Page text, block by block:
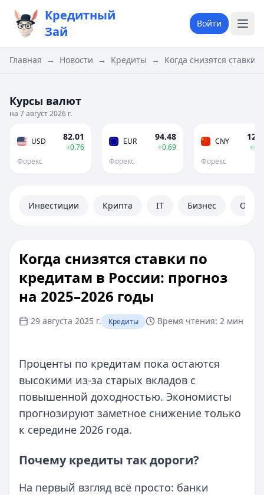
Кредитный
Зай
Войти
Главная → Новости → Кредиты → Когда снизятся ставки
Курсы валют
на 7 август 2026 г.
USD 82.01
+0.76
Форекс
EUR 94.48
+0.69
Форекс
CNY
Форекс
Инвестиции Крипта IT Бизнес
Когда снизятся ставки по
кредитам в России: прогноз
на 2025–2026 годы
29 августа 2025 г. Кредиты Время чтения: 2 мин
Проценты по кредитам пока остаются
высокими из-за старых вкладов с
повышенной доходностью. Экономисты
прогнозируют заметное снижение только
к середине 2026 года.
Почему кредиты так дороги?
На первый взгляд всё просто: банки